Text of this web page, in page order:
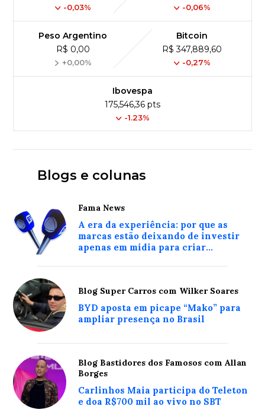
-0,03% -0,06%
Peso Argentino
R$ 0,00
+0,00%
Bitcoin
R$ 347,889,60
-0,27%
Ibovespa
175,546,36 pts
-1.23%
Blogs e colunas
Fama News
A era da experiência: por que as
marcas estão deixando de investir
apenas em mídia para criar
Blog Super Carros com Wilker Soares
BYD aposta em picape “Mako” para
ampliar presença no Brasil
Blog Bastidores dos Famosos com Allan
Borges
Carlinhos Maia participa do Teleton
e doa R$700 mil ao vivo no SBT